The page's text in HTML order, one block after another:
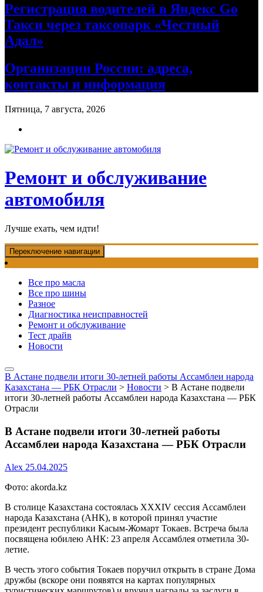
Регистрация водителей в Яндекс Go
Такси через таксопарк «Честный
Адал»
Организации России: адреса,
контакты и информация
Пятница, 7 августа, 2026
Ремонт и обслуживание
автомобиля
Лучше ехать, чем идти!
Переключение навигации
Все про масла
Все про шины
Разное
Диагностика неисправностей
Ремонт и обслуживание
Тест драйв
Новости
В Астане подвели итоги 30-летней работы Ассамблеи народа
Казахстана — РБК Отрасли > Новости > В Астане подвели
итоги 30-летней работы Ассамблеи народа Казахстана — РБК
Отрасли
В Астане подвели итоги 30-летней работы
Ассамблеи народа Казахстана — РБК Отрасли
Alex 25.04.2025
Фото: akorda.kz
В столице Казахстана состоялась ХХХІV сессия Ассамблеи
народа Казахстана (АНК), в которой принял участие
президент республики Касым-Жомарт Токаев. Встреча была
посвящена юбилею АНК: 23 апреля Ассамблея отметила 30-
летие.
В честь этого события Токаев поручил открыть в стране Дома
дружбы (вскоре они появятся на картах популярных